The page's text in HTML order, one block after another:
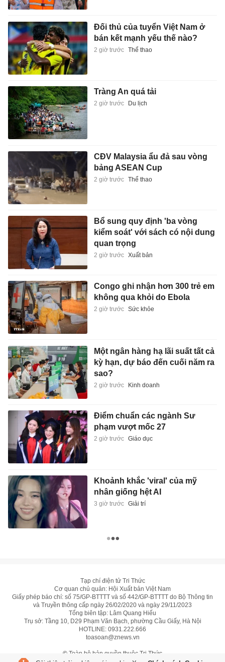
Đối thủ của tuyển Việt Nam ở
bán kết mạnh yếu thế nào?
2 giờ trước Thể thao
Tràng An quá tải
2 giờ trước Du lịch
CĐV Malaysia ẩu đả sau vòng
bảng ASEAN Cup
2 giờ trước Thể thao
Bổ sung quy định 'ba vòng
kiểm soát' với sách có nội dung
quan trọng
2 giờ trước Xuất bản
Congo ghi nhận hơn 300 trẻ em
không qua khỏi do Ebola
2 giờ trước Sức khỏe
Một ngân hàng hạ lãi suất tất cả
kỳ hạn, dự báo đến cuối năm ra
sao?
2 giờ trước Kinh doanh
Điểm chuẩn các ngành Sư
phạm vượt mốc 27
2 giờ trước Giáo dục
Khoảnh khắc 'viral' của mỹ
nhân giống hệt AI
3 giờ trước Giải trí
Tạp chí điện tử Tri Thức
Cơ quan chủ quản: Hội Xuất bản Việt Nam
Giấy phép báo chí: số 75/GP-BTTTT và số 442/GP-BTTTT do Bộ Thông tin
và Truyền thông cấp ngày 26/02/2020 và ngày 29/11/2023
Tổng biên tập: Lâm Quang Hiếu
Trụ sở: Tầng 10, D29 Phạm Văn Bạch, phường Cầu Giấy, Hà Nội
HOTLINE: 0931.222.666
toasoan@znews.vn
© Toàn bộ bản quyền thuộc Tri Thức